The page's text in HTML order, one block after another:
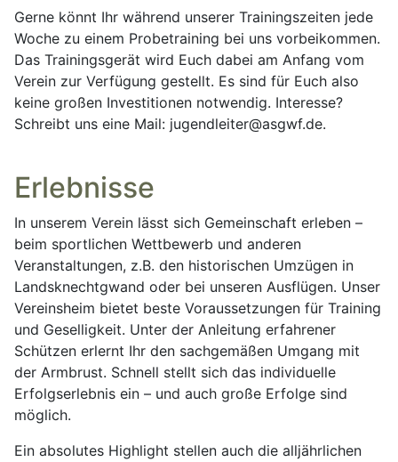
Gerne könnt Ihr während unserer Trainingszeiten jede
Woche zu einem Probetraining bei uns vorbeikommen.
Das Trainings­gerät wird Euch dabei am Anfang vom
Verein zur Verfügung gestellt. Es sind für Euch also
keine großen Investitionen notwendig. Interesse?
Schreibt uns eine Mail: jugendleiter@asgwf.de.
Erlebnisse
In unserem Verein lässt sich Gemeinschaft erleben –
beim sportlichen Wettbewerb und anderen
Veranstaltungen, z.B. den historischen Umzügen in
Landsknechtgwand oder bei unseren Ausflügen. Unser
Vereinsheim bietet beste Voraus­setzungen für Training
und Geselligkeit. Unter der Anleitung erfahrener
Schützen erlernt Ihr den sachgemäßen Umgang mit
der Armbrust. Schnell stellt sich das individuelle
Erfolgserlebnis ein – und auch große Erfolge sind
möglich.
Ein absolutes Highlight stellen auch die alljährlichen